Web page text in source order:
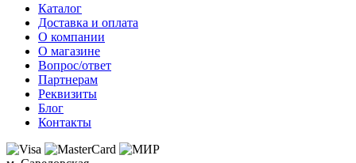
Каталог
Доставка и оплата
О компании
О магазине
Вопрос/ответ
Партнерам
Реквизиты
Блог
Контакты